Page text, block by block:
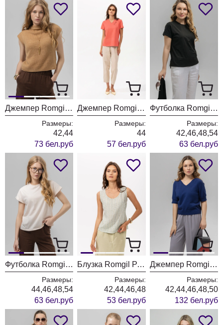
Джемпер Romgil РВ0400-АК4 кэмел
Размеры:
42,44
73 бел.руб
Джемпер Romgil РП0124-ХЛ4 кораллово-красный
Размеры:
44
57 бел.руб
Футболка Romgil РП0146-ХЛ4 черный
Размеры:
42,46,48,54
63 бел.руб
Футболка Romgil РП0146-ХЛ4 светло-опаловый
Размеры:
44,46,48,54
63 бел.руб
Блузка Romgil РТ0165-ВИ4 молочный+светлый хаки+нежно-голубой
Размеры:
42,44,46,48
53 бел.руб
Джемпер Romgil РВ0160-ХЛ4 Джинс
Размеры:
42,44,46,48,50
132 бел.руб